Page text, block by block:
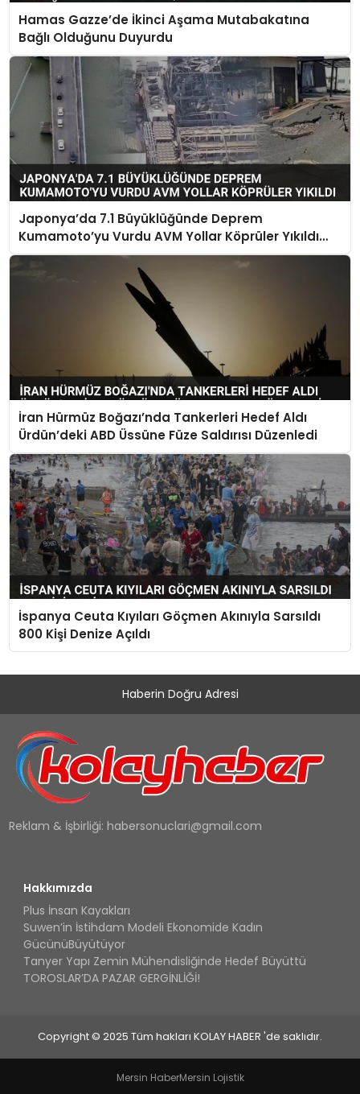
Hamas Gazze’de İkinci Aşama Mutabakatına
Bağlı Olduğunu Duyurdu
Japonya’da 7.1 Büyüklüğünde Deprem
Kumamoto’yu Vurdu AVM Yollar Köprüler Yıkıldı
Çok Sayıda Can Kaybı Var
İran Hürmüz Boğazı’nda Tankerleri Hedef Aldı
Ürdün’deki ABD Üssüne Füze Saldırısı Düzenledi
İspanya Ceuta Kıyıları Göçmen Akınıyla Sarsıldı
800 Kişi Denize Açıldı
Haberin Doğru Adresi
Reklam & İşbirliği: habersonuclari@gmail.com
Hakkımızda
Plus İnsan Kayakları
Suwen’in İstihdam Modeli Ekonomide Kadın
GücünüBüyütüyor
Tanyer Yapı Zemin Mühendisliğinde Hedef Büyüttü
TOROSLAR’DA PAZAR GERGİNLİĞİ!
Copyright © 2025 Tüm hakları KOLAY HABER 'de saklıdır.
Mersin HaberMersin Lojistik